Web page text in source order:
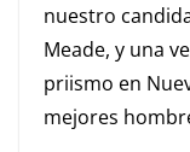
nuestro
Meade, y una
priismo en
mejores